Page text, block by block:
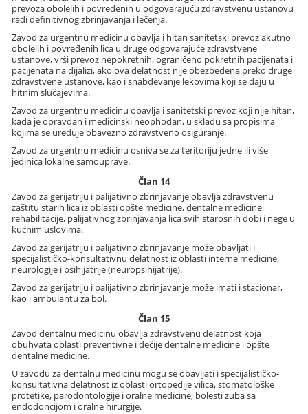
prevoza obolelih i povređenih u odgovarajuću zdravstvenu ustanovu
radi definitivnog zbrinjavanja i lečenja.
Zavod za urgentnu medicinu obavlja i hitan sanitetski prevoz akutno
obolelih i povređenih lica u druge odgovarajuće zdravstvene
ustanove, vrši prevoz nepokretnih, ograničeno pokretnih pacijenata i
pacijenata na dijalizi, ako ova delatnost nije obezbeđena preko druge
zdravstvene ustanove, kao i snabdevanje lekovima koji se daju u
hitnim slučajevima.
Zavod za urgentnu medicinu obavlja i sanitetski prevoz koji nije hitan,
kada je opravdan i medicinski neophodan, u skladu sa propisima
kojima se uređuje obavezno zdravstveno osiguranje.
Zavod za urgentnu medicinu osniva se za teritoriju jedne ili više
jedinica lokalne samouprave.
Član 14
Zavod za gerijatriju i palijativno zbrinjavanje obavlja zdravstvenu
zaštitu starih lica iz oblasti opšte medicine, dentalne medicine,
rehabilitacije, palijativnog zbrinjavanja lica svih starosnih dobi i nege u
kućnim uslovima.
Zavod za gerijatriju i palijativno zbrinjavanje može obavljati i
specijalističko-konsultativnu delatnost iz oblasti interne medicine,
neurologije i psihijatrije (neuropsihijatrije).
Zavod za gerijatriju i palijativno zbrinjavanje može imati i stacionar,
kao i ambulantu za bol.
Član 15
Zavod dentalnu medicinu obavlja zdravstvenu delatnost koja
obuhvata oblasti preventivne i dečije dentalne medicine i opšte
dentalne medicine.
U zavodu za dentalnu medicinu mogu se obavljati i specijalističko-
konsultativna delatnost iz oblasti ortopedije vilica, stomatološke
protetike, parodontologije i oralne medicine, bolesti zuba sa
endodoncijom i oralne hirurgije.